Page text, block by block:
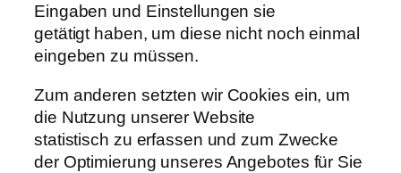
Eingaben und Einstellungen sie
getätigt haben, um diese nicht noch einmal
eingeben zu müssen.
Zum anderen setzten wir Cookies ein, um
die Nutzung unserer Website
statistisch zu erfassen und zum Zwecke
der Optimierung unseres Angebotes für Sie